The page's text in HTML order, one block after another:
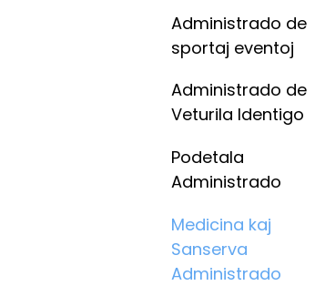
Administrado de
sportaj eventoj
Administrado de
Veturila Identigo
Podetala
Administrado
Medicina kaj
Sanserva
Administrado